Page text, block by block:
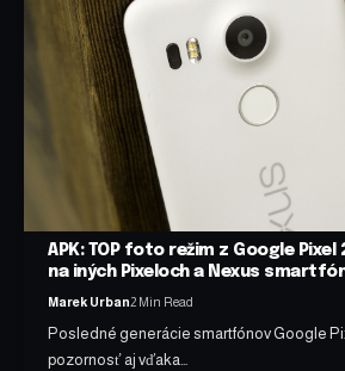
APK: TOP foto režim z Google Pixel
na iných Pixeloch a Nexus
Marek Urban2 Min Read
Posledné generácie smartfónov Google
pozornosť aj vďaka…